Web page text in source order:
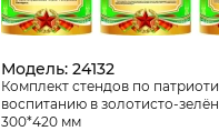
Модель: 24132
Комплект стендов по
воспитанию в золотисто-
300*420 мм